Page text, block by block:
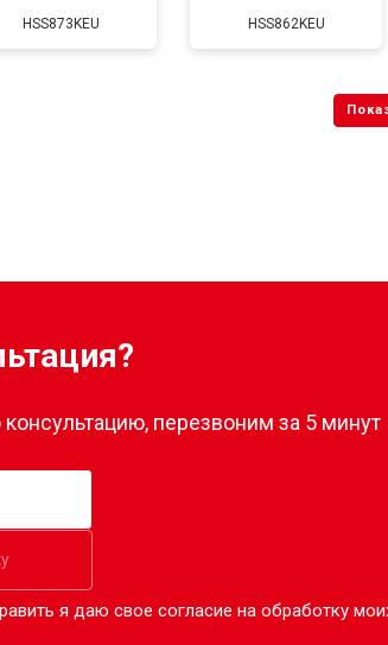
HSS873KEU HSS862KEU
перезвоним за 5 минут
я даю свое согласие на обработку